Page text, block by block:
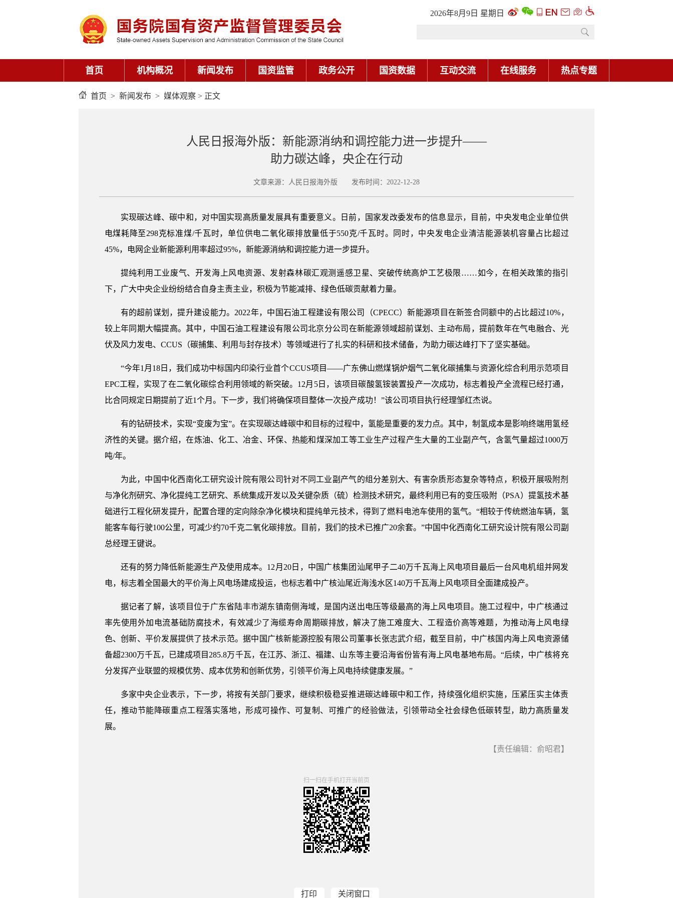
2026年8月9日 星期日
首页 机构概况 新闻发布 国资监管 政务公开 国资数据 互动交流 在线服务 热点专题
首页 > 新闻发布 > 媒体观察 > 正文
人民日报海外版：新能源消纳和调控能力进一步提升——
助力碳达峰，央企在行动
文章来源：人民日报海外版 发布时间：2022-12-28
实现碳达峰、碳中和，对中国实现高质量发展具有重要意义。日前，国家发改委发布的信息显示，目前，中央发电企业单位供
电煤耗降至298克标准煤/千瓦时，单位供电二氧化碳排放量低于550克/千瓦时。同时，中央发电企业清洁能源装机容量占比超过
45%，电网企业新能源利用率超过95%，新能源消纳和调控能力进一步提升。
提纯利用工业废气、开发海上风电资源、发射森林碳汇观测遥感卫星、突破传统高炉工艺极限……如今，在相关政策的指引
下，广大中央企业纷纷结合自身主责主业，积极为节能减排、绿色低碳贡献着力量。
有的超前谋划，提升建设能力。2022年，中国石油工程建设有限公司（CPECC）新能源项目在新签合同额中的占比超过10%，
较上年同期大幅提高。其中，中国石油工程建设有限公司北京分公司在新能源领域超前谋划、主动布局，提前数年在气电融合、光
伏及风力发电、CCUS（碳捕集、利用与封存技术）等领域进行了扎实的科研和技术储备，为助力碳达峰打下了坚实基础。
“今年1月18日，我们成功中标国内印染行业首个CCUS项目——广东佛山燃煤锅炉烟气二氧化碳捕集与资源化综合利用示范项目
EPC工程，实现了在二氧化碳综合利用领域的新突破。12月5日，该项目碳酸氢铵装置投产一次成功，标志着投产全流程已经打通，
比合同规定日期提前了近1个月。下一步，我们将确保项目整体一次投产成功！”该公司项目执行经理邹红杰说。
有的钻研技术，实现“变废为宝”。在实现碳达峰碳中和目标的过程中，氢能是重要的发力点。其中，制氢成本是影响终端用氢经
济性的关键。据介绍，在炼油、化工、冶金、环保、热能和煤深加工等工业生产过程产生大量的工业副产气，含氢气量超过1000万
吨/年。
为此，中国中化西南化工研究设计院有限公司针对不同工业副产气的组分差别大、有害杂质形态复杂等特点，积极开展吸附剂
与净化剂研究、净化提纯工艺研究、系统集成开发以及关键杂质（硫）检测技术研究，最终利用已有的变压吸附（PSA）提氢技术基
础进行工程化研发提升，配置合理的定向除杂净化模块和提纯单元技术，得到了燃料电池车使用的氢气。“相较于传统燃油车辆，氢
能客车每行驶100公里，可减少约70千克二氧化碳排放。目前，我们的技术已推广20余套。”中国中化西南化工研究设计院有限公司副
总经理王键说。
还有的努力降低新能源生产及使用成本。12月20日，中国广核集团汕尾甲子二40万千瓦海上风电项目最后一台风电机组并网发
电，标志着全国最大的平价海上风电场建成投运，也标志着中广核汕尾近海浅水区140万千瓦海上风电项目全面建成投产。
据记者了解，该项目位于广东省陆丰市湖东镇南侧海域，是国内送出电压等级最高的海上风电项目。施工过程中，中广核通过
率先使用外加电流基础防腐技术，有效减少了海缆寿命周期碳排放，解决了施工难度大、工程造价高等难题，为推动海上风电绿
色、创新、平价发展提供了技术示范。据中国广核新能源控股有限公司董事长张志武介绍，截至目前，中广核国内海上风电资源储
备超2300万千瓦，已建成项目285.8万千瓦，在江苏、浙江、福建、山东等主要沿海省份皆有海上风电基地布局。“后续，中广核将充
分发挥产业联盟的规模优势、成本优势和创新优势，引领平价海上风电持续健康发展。”
多家中央企业表示，下一步，将按有关部门要求，继续积极稳妥推进碳达峰碳中和工作，持续强化组织实施，压紧压实主体责
任，推动节能降碳重点工程落实落地，形成可操作、可复制、可推广的经验做法，引领带动全社会绿色低碳转型，助力高质量发
展。
【责任编辑：俞昭君】
扫一扫在手机打开当前页
打印 关闭窗口